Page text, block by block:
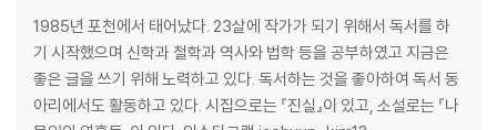
1985년 포천에서 태어났다. 23살에 작가가 되기 위해서 독서를 하
기 시작했으며 신학과 철학과 역사와 법학 등을 공부하였고 지금은
좋은 글을 쓰기 위해 노력하고 있다. 독서하는 것을 좋아하여 독서 동
아리에서도 활동하고 있다. 시집으로는 『진실』이 있고, 소설로는 『나